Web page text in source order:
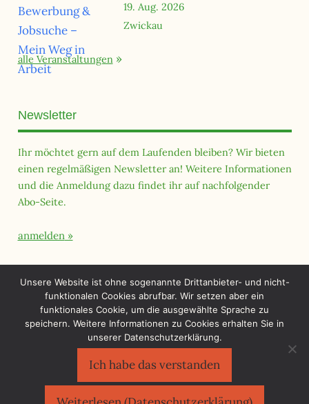
19. Aug. 2026
Zwickau
alle Veranstaltungen
Newsletter
Ihr möchtet gern auf dem Laufenden bleiben? Wir bieten
einen regelmäßigen Newsletter an! Weitere Informationen
und die Anmeldung dazu findet ihr auf nachfolgender
Abo-Seite.
anmelden
Sächsischer Flüchtlingsrat e.V.©2026
Unsere Website ist ohne sogenannte Drittanbieter- und nicht-
funktionalen Cookies abrufbar. Wir setzen aber ein
funktionales Cookie, um die ausgewählte Sprache zu
speichern. Weitere Informationen zu Cookies erhalten Sie in
unserer Datenschutzerklärung.
Ich habe das verstanden